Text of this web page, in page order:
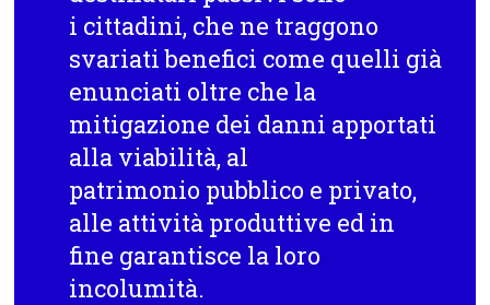
i cittadini, che ne traggono
svariati benefici come quelli già
enunciati oltre che la
mitigazione dei danni apportati
alla viabilità, al
patrimonio pubblico e privato,
alle attività produttive ed in
fine garantisce la loro
incolumità.